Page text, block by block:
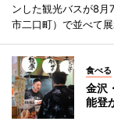
ンした観光バスが8月
市二口町）で並べて展
食べる
金沢
能登